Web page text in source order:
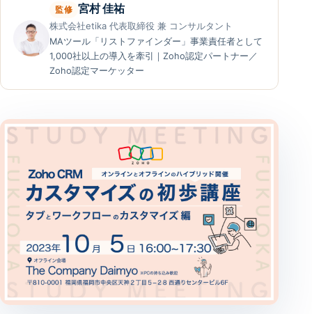
監修 宮村 佳祐
株式会社etika 代表取締役 兼 コンサルタント
MAツール「リストファインダー」事業責任者として
1,000社以上の導入を牽引｜Zoho認定パートナー／
Zoho認定マーケッター